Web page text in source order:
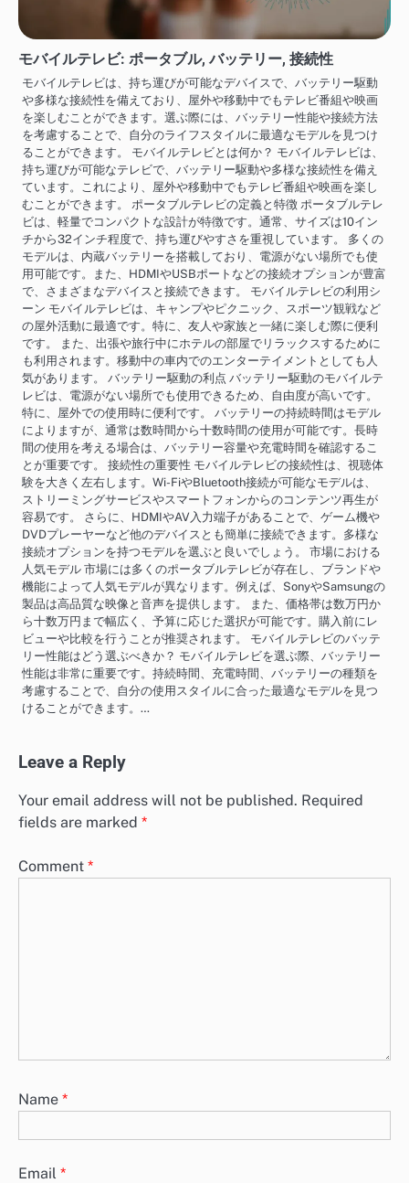
モバイルテレビ: ポータブル, バッテリー, 接続性
モバイルテレビは、持ち運びが可能なデバイスで、バッテリー駆動
や多様な接続性を備えており、屋外や移動中でもテレビ番組や映画
を楽しむことができます。選ぶ際には、バッテリー性能や接続方法
を考慮することで、自分のライフスタイルに最適なモデルを見つけ
ることができます。 モバイルテレビとは何か？ モバイルテレビは、
持ち運びが可能なテレビで、バッテリー駆動や多様な接続性を備え
ています。これにより、屋外や移動中でもテレビ番組や映画を楽し
むことができます。 ポータブルテレビの定義と特徴 ポータブルテレ
ビは、軽量でコンパクトな設計が特徴です。通常、サイズは10イン
チから32インチ程度で、持ち運びやすさを重視しています。 多くの
モデルは、内蔵バッテリーを搭載しており、電源がない場所でも使
用可能です。また、HDMIやUSBポートなどの接続オプションが豊富
で、さまざまなデバイスと接続できます。 モバイルテレビの利用シ
ーン モバイルテレビは、キャンプやピクニック、スポーツ観戦など
の屋外活動に最適です。特に、友人や家族と一緒に楽しむ際に便利
です。 また、出張や旅行中にホテルの部屋でリラックスするために
も利用されます。移動中の車内でのエンターテイメントとしても人
気があります。 バッテリー駆動の利点 バッテリー駆動のモバイルテ
レビは、電源がない場所でも使用できるため、自由度が高いです。
特に、屋外での使用時に便利です。 バッテリーの持続時間はモデル
によりますが、通常は数時間から十数時間の使用が可能です。長時
間の使用を考える場合は、バッテリー容量や充電時間を確認するこ
とが重要です。 接続性の重要性 モバイルテレビの接続性は、視聴体
験を大きく左右します。Wi-FiやBluetooth接続が可能なモデルは、
ストリーミングサービスやスマートフォンからのコンテンツ再生が
容易です。 さらに、HDMIやAV入力端子があることで、ゲーム機や
DVDプレーヤーなど他のデバイスとも簡単に接続できます。多様な
接続オプションを持つモデルを選ぶと良いでしょう。 市場における
人気モデル 市場には多くのポータブルテレビが存在し、ブランドや
機能によって人気モデルが異なります。例えば、SonyやSamsungの
製品は高品質な映像と音声を提供します。 また、価格帯は数万円か
ら十数万円まで幅広く、予算に応じた選択が可能です。購入前にレ
ビューや比較を行うことが推奨されます。 モバイルテレビのバッテ
リー性能はどう選ぶべきか？ モバイルテレビを選ぶ際、バッテリー
性能は非常に重要です。持続時間、充電時間、バッテリーの種類を
考慮することで、自分の使用スタイルに合った最適なモデルを見つ
けることができます。…
Leave a Reply
Your email address will not be published. Required
fields are marked *
Comment *
Name *
Email *